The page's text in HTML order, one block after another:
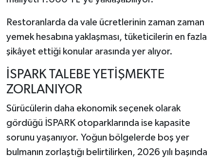
Restoranlarda da vale ücretlerinin zaman zaman
yemek hesabına yaklaşması, tüketicilerin en fazla
şikâyet ettiği konular arasında yer alıyor.
İSPARK TALEBE YETİŞMEKTE
ZORLANIYOR
Sürücülerin daha ekonomik seçenek olarak
gördüğü İSPARK otoparklarında ise kapasite
sorunu yaşanıyor. Yoğun bölgelerde boş yer
bulmanın zorlaştığı belirtilirken, 2026 yılı başında